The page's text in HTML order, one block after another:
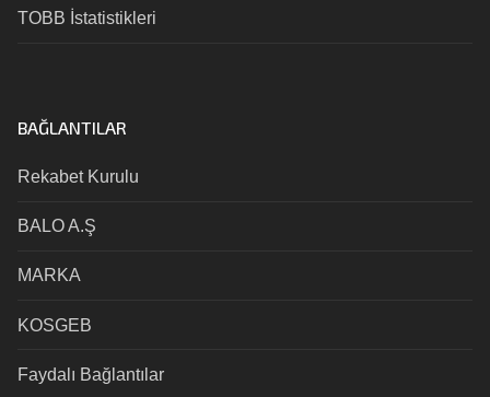
TOBB İstatistikleri
BAĞLANTILAR
Rekabet Kurulu
BALO A.Ş
MARKA
KOSGEB
Faydalı Bağlantılar